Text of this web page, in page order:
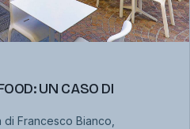
UN CASO DI
Francesco Bianco,